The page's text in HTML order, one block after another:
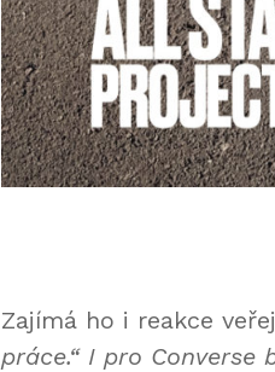
Zajímá ho i reakce
práce.“ I pro